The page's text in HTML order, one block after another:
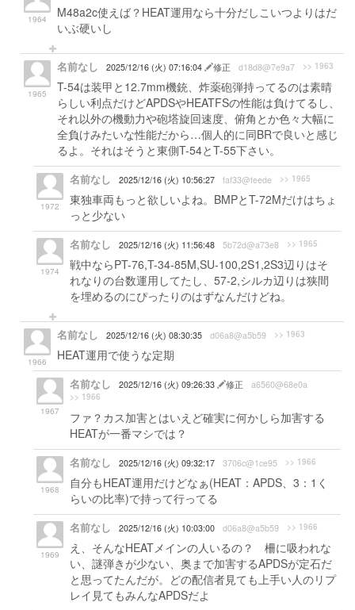
1964
M48a2c使えば？HEAT運用なら十分だしこいつよりはだ
いぶ硬いし
1965
名前なし 2025/12/16 (火) 07:16:04 修正 d18d8@7e9a7 >> 1963
T-54は装甲と12.7mm機銃、炸薬砲弾持ってるのは素晴
らしい利点だけどAPDSやHEATFSの性能は負けてるし、
それ以外の機動力や砲塔旋回速度、俯角とか色々大幅に
全負けみたいな性能だから…個人的に同BRで良いと感じ
るよ。それはそうと東側T-54とT-55下さい。
1972
名前なし 2025/12/16 (火) 10:56:27 faf33@feede >> 1965
東独車両もっと欲しいよね。BMPとT-72Mだけはちょ
っと少ない
1974
名前なし 2025/12/16 (火) 11:56:48 5b72d@a73e8 >> 1965
戦中ならPT-76,T-34-85M,SU-100,2S1,2S3辺りはそ
れなりの台数運用してたし、57-2,シルカ辺りは狭間
を埋めるのにぴったりのはずなんだけどね。
1966
名前なし 2025/12/16 (火) 08:30:35 d06a8@a5b59 >> 1963
HEAT運用で使うな定期
1967
名前なし 2025/12/16 (火) 09:26:33 修正 a6560@68e0a
>> 1966
ファ？カス加害とはいえど確実に何かしら加害する
HEATが一番マシでは？
1968
名前なし 2025/12/16 (火) 09:32:17 3706c@1ce95 >> 1966
自分もHEAT運用だけどなぁ(HEAT：APDS、3：1く
らいの比率)で持って行ってる
1969
名前なし 2025/12/16 (火) 10:03:00 d06a8@a5b59 >> 1966
え、そんなHEATメインの人いるの？ 柵に吸われな
い、謎弾きが少ない、奥まで加害するAPDSが定石だ
と思ってたんだが。どの配信者見ても上手い人のリプ
レイ見てもみんなAPDSだよ